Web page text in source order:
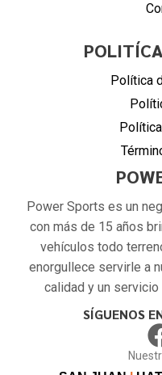
Política
Power Sports es un
con más de 15 años
vehículos todo
enorgullece servirle a
calidad y un
SÍGUENOS